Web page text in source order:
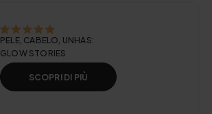
PELE, CABELO, UNHAS:
GLOW STORIES
SCOPRI DI PIÙ